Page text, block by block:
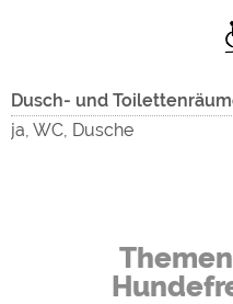
Dusch- und
ja, WC, Dusche